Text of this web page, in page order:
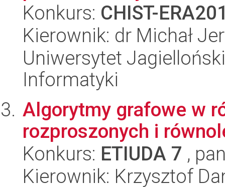
Konkurs: CHIST-
Kierownik: dr Michał
Uniwersytet
Informatyki
Algorytmy grafowe w
rozproszonych i
Konkurs: ETIUDA 7 ,
Kierownik: Krzysztof